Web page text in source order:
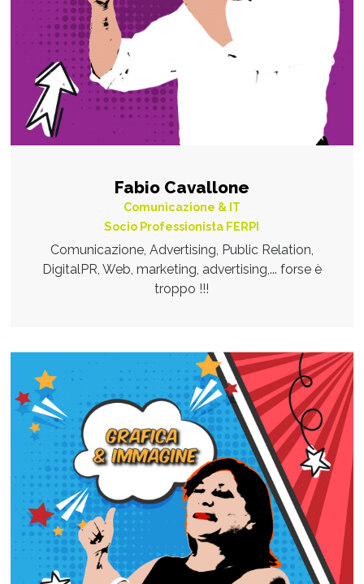
Fabio Cavallone
Comunicazione & IT
Socio Professionista FERPI
Comunicazione, Advertising, Public Relation,
DigitalPR, Web, marketing, advertising,... forse è
troppo !!!